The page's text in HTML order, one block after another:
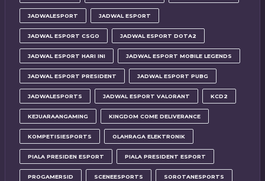
JADWALESPORT JADWAL ESPORT
JADWAL ESPORT CSGO JADWAL ESPORT DOTA2
JADWAL ESPORT HARI INI JADWAL ESPORT MOBILE LEGENDS
JADWAL ESPORT PRESIDENT JADWAL ESPORT PUBG
JADWALESPORTS JADWAL ESPORT VALORANT KCD2
KEJUARAANGAMING KINGDOM COME DELIVERANCE
KOMPETISIESPORTS OLAHRAGA ELEKTRONIK
PIALA PRESIDEN ESPORT PIALA PRESIDENT ESPORT
PROGAMERSID SCENEESPORTS SOROTANESPORTS